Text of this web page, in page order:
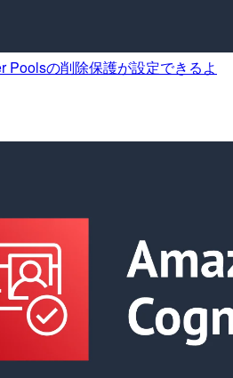
Poolsの削除保護が設定できるよ